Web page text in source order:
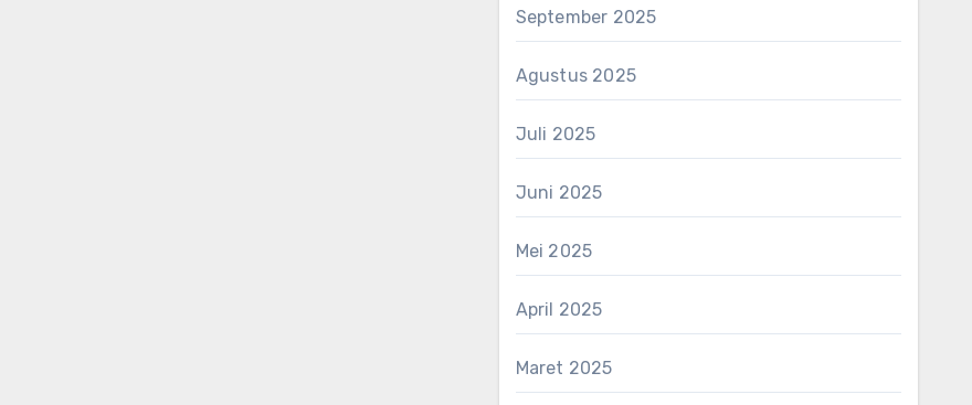
September 2025
Agustus 2025
Juli 2025
Juni 2025
Mei 2025
April 2025
Maret 2025